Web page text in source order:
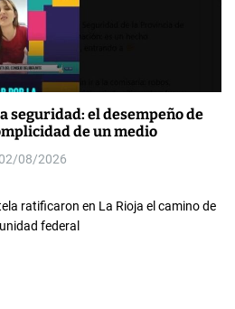
seguridad: el desempeño de
de un medio
02/08/2026